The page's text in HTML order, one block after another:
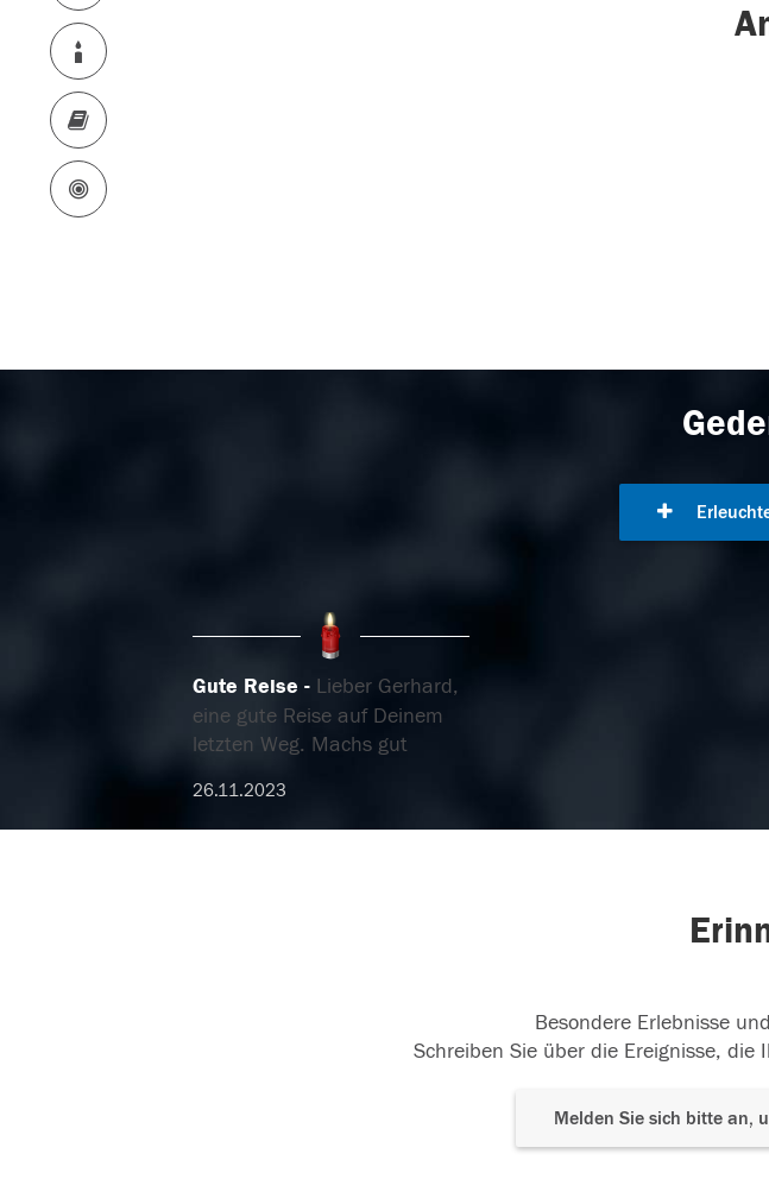
Gute Reise
Lieber Gerhard,
eine gute Reise auf Deinem
letzten Weg. Machs gut
26.11.2023
Besondere Erlebnisse
Schreiben Sie über die Ereignisse,
Melden Sie sich bitte an,